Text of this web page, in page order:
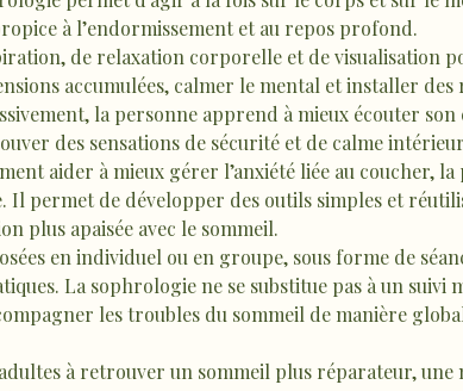
à l’endormissement et au repos profond.
de relaxation corporelle et de visualisation
accumulées, calmer le mental et installer des
la personne apprend à mieux écouter son
des sensations de sécurité et de calme
aider à mieux gérer l’anxiété liée au coucher, la
permet de développer des outils simples et
plus apaisée avec le sommeil.
en individuel ou en groupe, sous forme de
La sophrologie ne se substitue pas à un suivi
les troubles du sommeil de manière
à retrouver un sommeil plus réparateur, une